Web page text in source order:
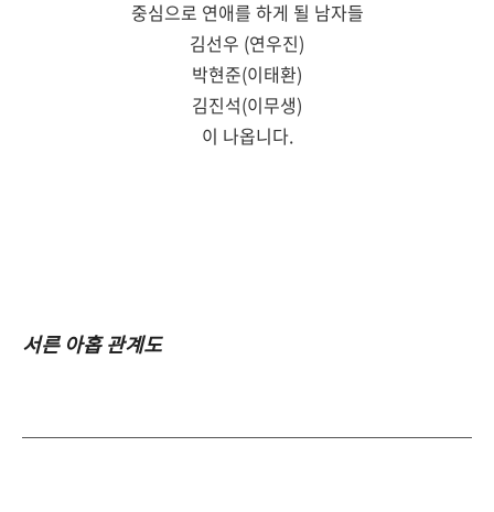
중심으로 연애를 하게 될 남자들
김선우 (연우진)
박현준(이태환)
김진석(이무생)
이 나옵니다.
서른 아홉 관계도